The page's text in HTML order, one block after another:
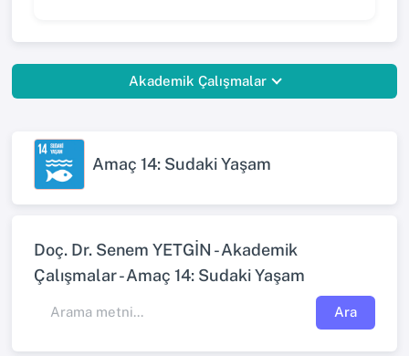
Akademik Çalışmalar
Amaç 14: Sudaki Yaşam
Doç. Dr. Senem YETGİN - Akademik
Çalışmalar - Amaç 14: Sudaki Yaşam
Ara